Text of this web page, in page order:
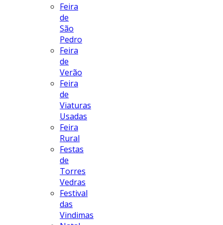
Feira
de
São
Pedro
Feira
de
Verão
Feira
de
Viaturas
Usadas
Feira
Rural
Festas
de
Torres
Vedras
Festival
das
Vindimas